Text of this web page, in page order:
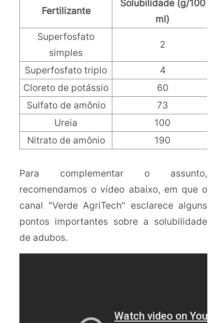
Fertilizante
Solubilidade (g/100
ml)
Superfosfato
simples
2
Superfosfato triplo
4
Cloreto de potássio
60
Sulfato de amônio
73
Ureia
100
Nitrato de amônio
190
Para complementar o assunto,
recomendamos o vídeo abaixo, em que o
canal "Verde AgriTech" esclarece alguns
pontos importantes sobre a solubilidade
de adubos.